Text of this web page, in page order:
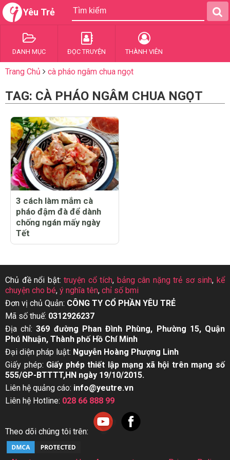
Yêu Trẻ
DANH MỤC ĐỌC TRUYỆN THÀNH VIÊN
Trang Chủ cà pháo ngâm chua ngọt
TAG: CÀ PHÁO NGÂM CHUA NGỌT
3 cách làm mắm cà
pháo đậm đà để dành
chống ngán mấy ngày
Tết
Chủ đề nổi bật:truyện cổ tích, bảng cân nặng trẻ sơ sinh,kể
chuyện cho bé, ý nghĩa tên, chỉ số bmi
Đơn vị chủ Quản: CÔNG TY CỔ PHẦN YÊU TRẺ
Mã số thuế: 0312926237
Địa chỉ:369 đường Phan Đình Phùng, Phường 15, Quận
Phú Nhuận, Thành phố Hồ Chí Minh
Đại diện pháp luật: Nguyễn Hoàng Phượng Linh
Giấy phép: Giấy phép thiết lập mạng xã hội trên mạng số
555/GP-BTTTT,HN ngày 19/10/2015.
Liên hệ quảng cáo: info@yeutre.vn
Liên hệ Hotline: 028 66 888 99
Theo dõi chúng tôi trên: